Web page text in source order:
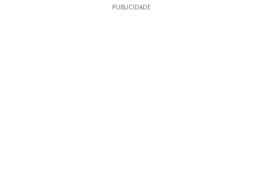
PUBLICIDADE